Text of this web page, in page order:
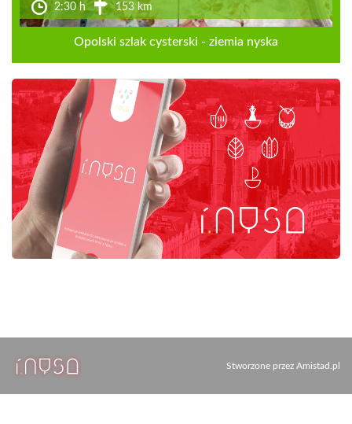
2:30 h 153 km
Opolski szlak cysterski - ziemia nyska
Stworzone przez Amistad.pl